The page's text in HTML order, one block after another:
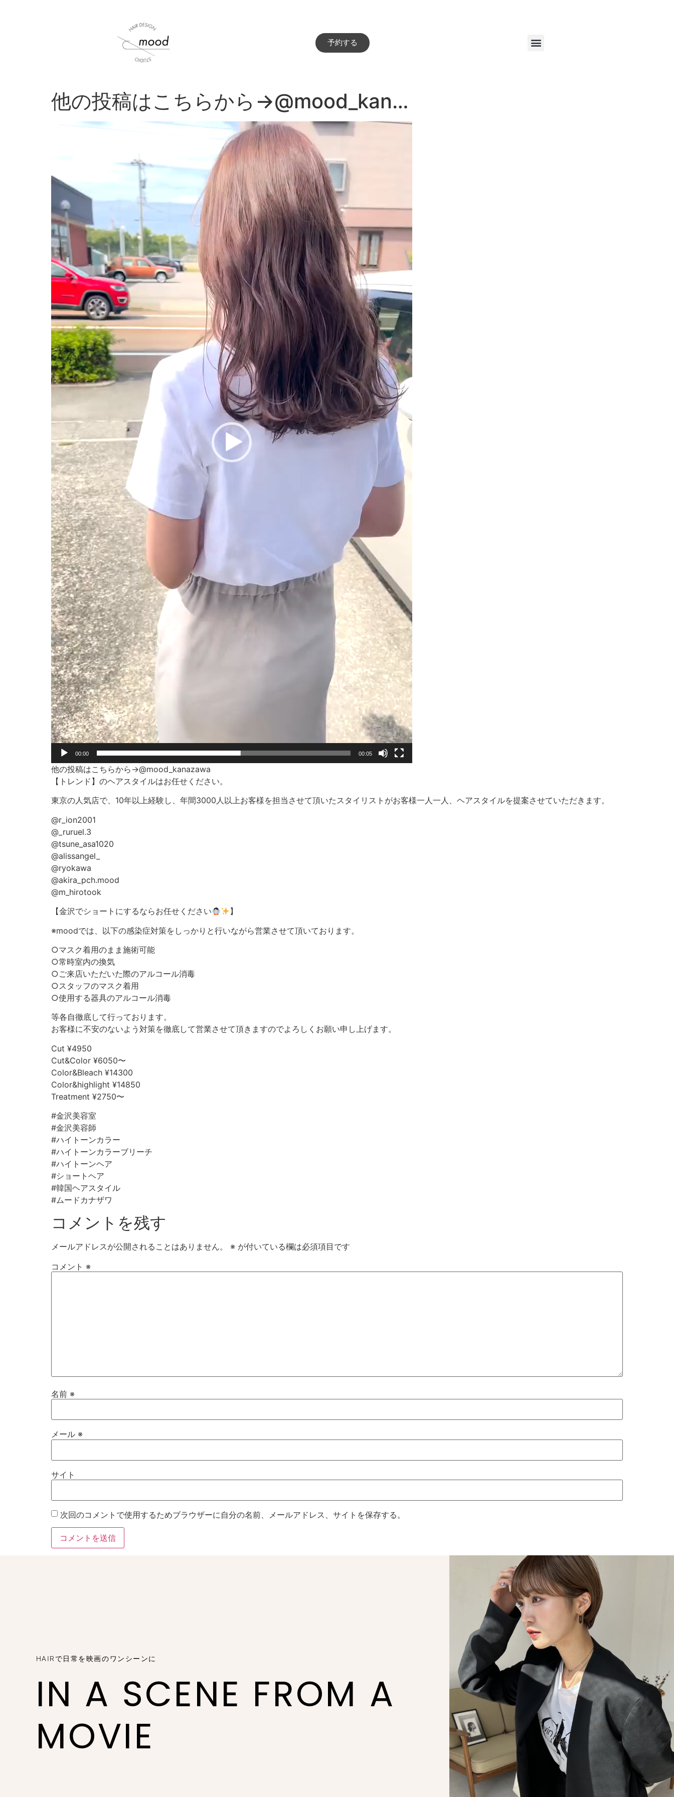
予約する
他の投稿はこちらから→@mood_kan…
ー
00:00 00:05
他の投稿はこちらから→@mood_kanazawa
【トレンド】のヘアスタイルはお任せください。
東京の人気店で、10年以上経験し、年間3000人以上お客様を担当させて頂いたスタイリストがお客様一人一人、ヘアスタイルを提案させていただきます。
@r_ion2001
@_ruruel.3
@tsune_asa1020
@alissangel_
@ryokawa
@akira_pch.mood
@m_hirotook
【金沢でショートにするならお任せください
】
※moodでは、以下の感染症対策をしっかりと行いながら営業させて頂いております。
○マスク着用のまま施術可能
○常時室内の換気
○ご来店いただいた際のアルコール消毒
○スタッフのマスク着用
○使用する器具のアルコール消毒
等各自徹底して行っております。
お客様に不安のないよう対策を徹底して営業させて頂きますのでよろしくお願い申し上げます。
Cut ¥4950
Cut&Color ¥6050〜
Color&Bleach ¥14300
Color&highlight ¥14850
Treatment ¥2750〜
#金沢美容室
#金沢美容師
#ハイトーンカラー
#ハイトーンカラーブリーチ
#ハイトーンヘア
#ショートヘア
#韓国ヘアスタイル
#ムードカナザワ
コメントを残す
メールアドレスが公開されることはありません。 ※ が付いている欄は必須項目です
コメント ※
名前 ※
メール ※
サイト
次回のコメントで使用するためブラウザーに自分の名前、メールアドレス、サイトを保存する。
HAIRで日常を映画のワンシーンに
IN A SCENE FROM A
MOVIE